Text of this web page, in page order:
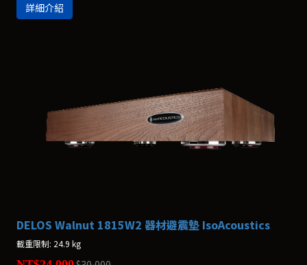
詳細介紹
DELOS Walnut 1815W2 器材避震墊 IsoAcoustics
載重限制: 24.9 kg